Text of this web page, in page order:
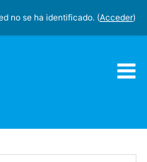
no se ha identificado. (Acceder)